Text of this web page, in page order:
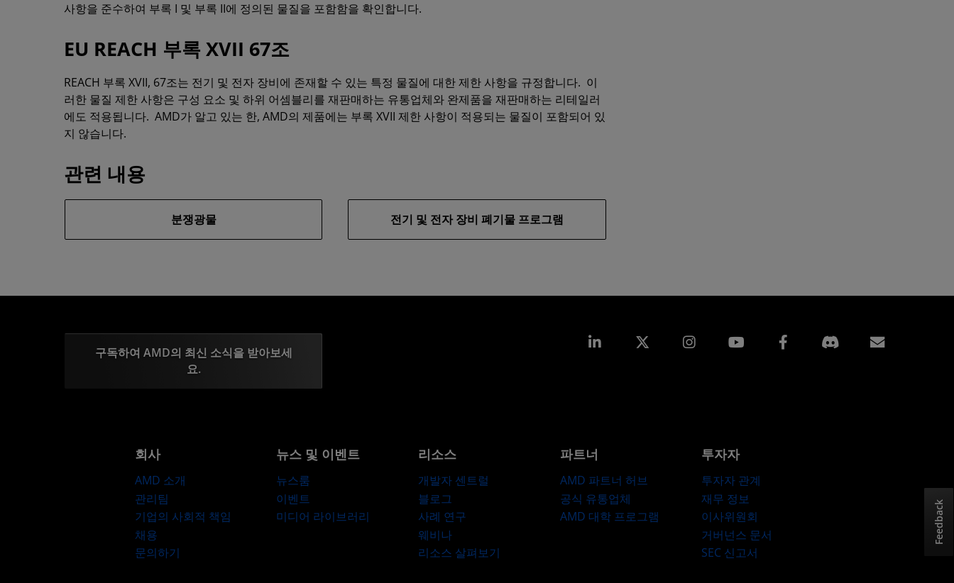
사항을 준수하여 부록 I 및 부록 II에 정의된 물질을 포함함을 확인합니다.
EU REACH 부록 XVII 67조
REACH 부록 XVII, 67조는 전기 및 전자 장비에 존재할 수 있는 특정 물질에 대한 제한 사항을 규정합니다. 이
러한 물질 제한 사항은 구성 요소 및 하위 어셈블리를 재판매하는 유통업체와 완제품을 재판매하는 리테일러
에도 적용됩니다. AMD가 알고 있는 한, AMD의 제품에는 부록 XVII 제한 사항이 적용되는 물질이 포함되어 있
지 않습니다.
관련 내용
분쟁광물 전기 및 전자 장비 폐기물 프로그램
구독하여 AMD의 최신 소식을 받아보세
요.
Linkedin Instagram Facebook
회사
AMD 소개
관리팀
기업의 사회적 책임
채용
문의하기
뉴스 및 이벤트
뉴스룸
이벤트
미디어 라이브러리
리소스
개발자 센트럴
블로그
사례 연구
웨비나
리소스 살펴보기
파트너
AMD 파트너 허브
공식 유통업체
AMD 대학 프로그램
투자자
투자자 관계
재무 정보
이사위원회
거버넌스 문서
SEC 신고서
Feedback